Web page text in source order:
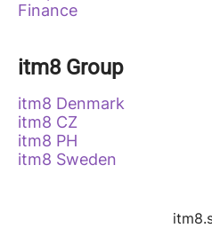
Finance
itm8 Group
itm8 Denmark
itm8 CZ
itm8 PH
itm8 Sweden